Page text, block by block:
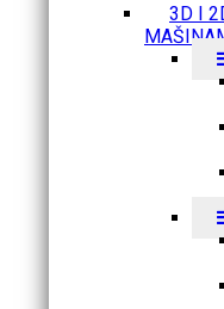
3D I